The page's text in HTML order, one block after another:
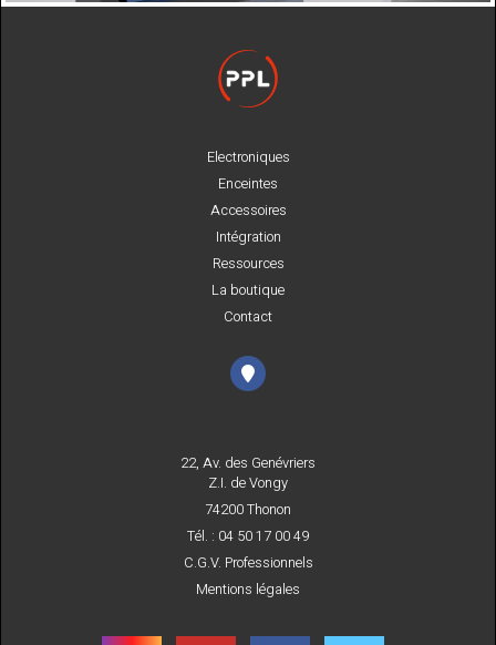
Electroniques
Enceintes
Accessoires
Intégration
Ressources
La boutique
Contact
22, Av. des Genévriers
Z.I. de Vongy
74200 Thonon
Tél. : 04 50 17 00 49
C.G.V. Professionnels
Mentions légales